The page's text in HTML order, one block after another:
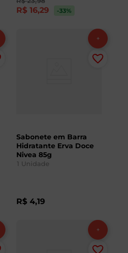
R$ 16,29 -33%
Sabonete em Barra
Hidratante Erva Doce
Nivea 85g
1 Unidade
R$ 4,19